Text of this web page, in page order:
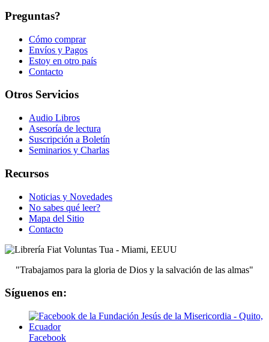
Preguntas?
Cómo comprar
Envíos y Pagos
Estoy en otro país
Contacto
Otros Servicios
Audio Libros
Asesoría de lectura
Suscripción a Boletín
Seminarios y Charlas
Recursos
Noticias y Novedades
No sabes qué leer?
Mapa del Sitio
Contacto
"Trabajamos para la gloria de Dios y la salvación de las almas"
Síguenos en:
Facebook